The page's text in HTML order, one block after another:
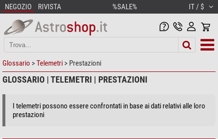
NEGOZIO RIVISTA %SALE% IT / $
Glossario >Telemetri > Prestazioni
GLOSSARIO | TELEMETRI | PRESTAZIONI
I telemetri possono essere confrontati in base ai dati relativi alle loro
prestazioni